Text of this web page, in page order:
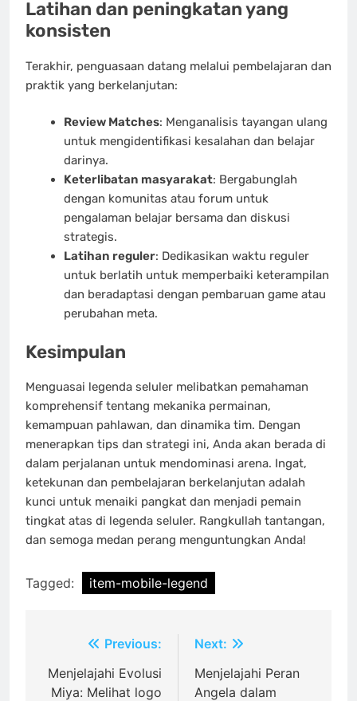
Latihan dan peningkatan yang
konsisten
Terakhir, penguasaan datang melalui pembelajaran dan
praktik yang berkelanjutan:
Review Matches: Menganalisis tayangan ulang
untuk mengidentifikasi kesalahan dan belajar
darinya.
Keterlibatan masyarakat: Bergabunglah
dengan komunitas atau forum untuk
pengalaman belajar bersama dan diskusi
strategis.
Latihan reguler: Dedikasikan waktu reguler
untuk berlatih untuk memperbaiki keterampilan
dan beradaptasi dengan pembaruan game atau
perubahan meta.
Kesimpulan
Menguasai legenda seluler melibatkan pemahaman
komprehensif tentang mekanika permainan,
kemampuan pahlawan, dan dinamika tim. Dengan
menerapkan tips dan strategi ini, Anda akan berada di
dalam perjalanan untuk mendominasi arena. Ingat,
ketekunan dan pembelajaran berkelanjutan adalah
kunci untuk menaiki pangkat dan menjadi pemain
tingkat atas di legenda seluler. Rangkullah tantangan,
dan semoga medan perang menguntungkan Anda!
Tagged: item-mobile-legend
navigation
Previous:
Menjelajahi Evolusi
Miya: Melihat logo
Next:
Menjelajahi Peran
Angela dalam